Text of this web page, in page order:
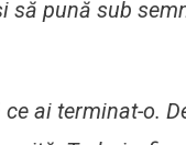
să pună sub
ai terminat-o.